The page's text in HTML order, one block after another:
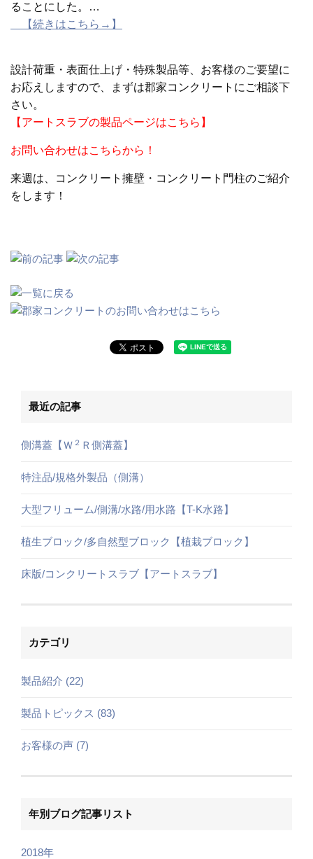
ることにした。…
【続きはこちら→】
設計荷重・表面仕上げ・特殊製品等、お客様のご要望に
お応えしますので、まずは郡家コンクリートにご相談下
さい。
【アートスラブの製品ページはこちら】
お問い合わせはこちらから！
来週は、コンクリート擁壁・コンクリート門柱のご紹介
をします！
最近の記事
側溝蓋【Ｗ ２ Ｒ側溝蓋】
特注品/規格外製品（側溝）
大型フリューム/側溝/水路/用水路【T-K水路】
植生ブロック/多自然型ブロック【植栽ブロック】
床版/コンクリートスラブ【アートスラブ】
カテゴリ
製品紹介 (22)
製品トピックス (83)
お客様の声 (7)
年別ブログ記事リスト
2018年